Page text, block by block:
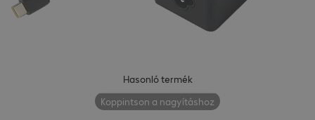
Hasonló termék
Koppintson a nagyításhoz